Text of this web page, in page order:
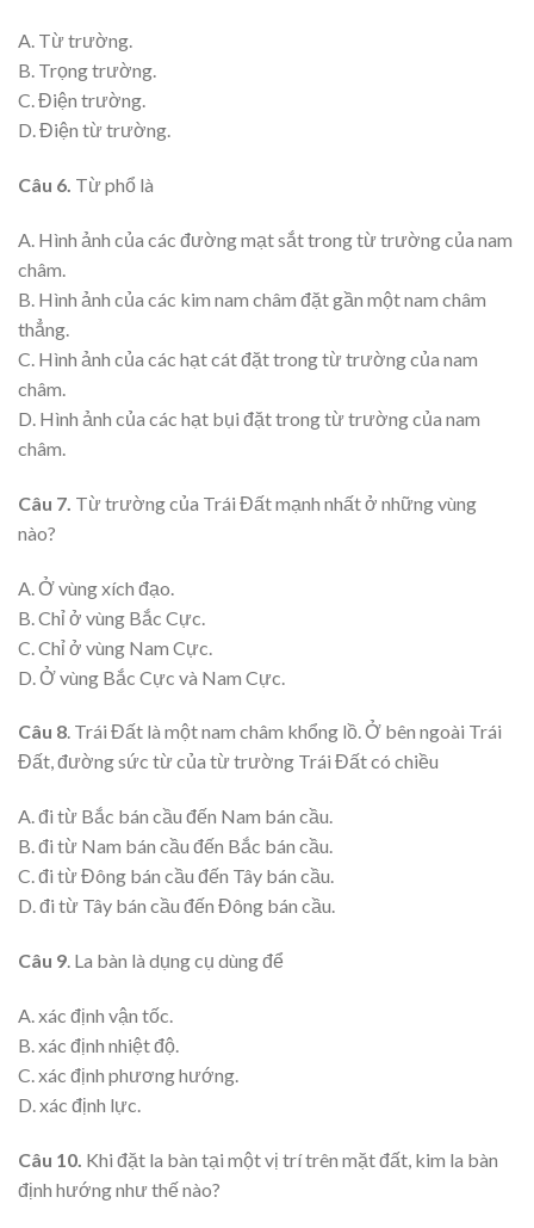
A. Từ trường.
B. Trọng trường.
C. Điện trường.
D. Điện từ trường.
Câu 6. Từ phổ là
A. Hình ảnh của các đường mạt sắt trong từ trường của nam
châm.
B. Hình ảnh của các kim nam châm đặt gần một nam châm
thẳng.
C. Hình ảnh của các hạt cát đặt trong từ trường của nam
châm.
D. Hình ảnh của các hạt bụi đặt trong từ trường của nam
châm.
Câu 7. Từ trường của Trái Đất mạnh nhất ở những vùng
nào?
A. Ở vùng xích đạo.
B. Chỉ ở vùng Bắc Cực.
C. Chỉ ở vùng Nam Cực.
D. Ở vùng Bắc Cực và Nam Cực.
Câu 8. Trái Đất là một nam châm khổng lồ. Ở bên ngoài Trái
Đất, đường sức từ của từ trường Trái Đất có chiều
A. đi từ Bắc bán cầu đến Nam bán cầu.
B. đi từ Nam bán cầu đến Bắc bán cầu.
C. đi từ Đông bán cầu đến Tây bán cầu.
D. đi từ Tây bán cầu đến Đông bán cầu.
Câu 9. La bàn là dụng cụ dùng để
A. xác định vận tốc.
B. xác định nhiệt độ.
C. xác định phương hướng.
D. xác định lực.
Câu 10. Khi đặt la bàn tại một vị trí trên mặt đất, kim la bàn
định hướng như thế nào?